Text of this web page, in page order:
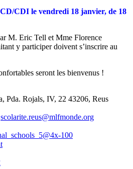
CDI le vendredi 18 janvier, de 18
M. Eric Tell et Mme Florence
y participer doivent s’inscrire au
seront les bienvenus !
Pda. Rojals, IV, 22 43206, Reus
scolarite.reus@mlfmonde.org